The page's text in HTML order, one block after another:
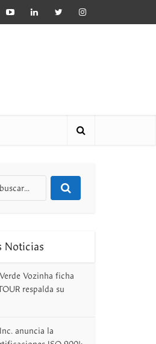
Noticias
Vozinha ficha
respalda su
anuncia la